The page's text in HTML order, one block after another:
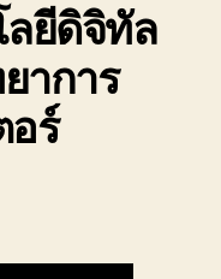
ลยีดิจิทัล
าการ
อร์